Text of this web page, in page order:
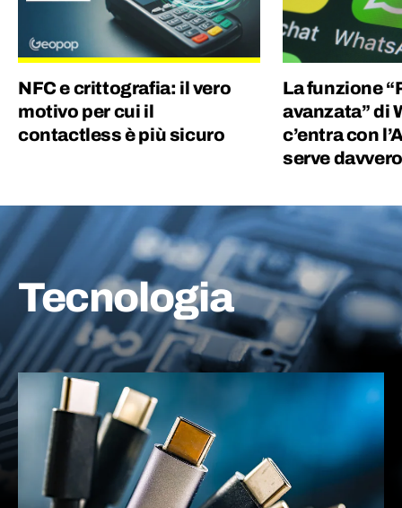
NFC e crittografia: il vero
motivo per cui il
contactless è più sicuro
La funzione
avanzata” di
c’entra con
serve davvero
Tecnologia